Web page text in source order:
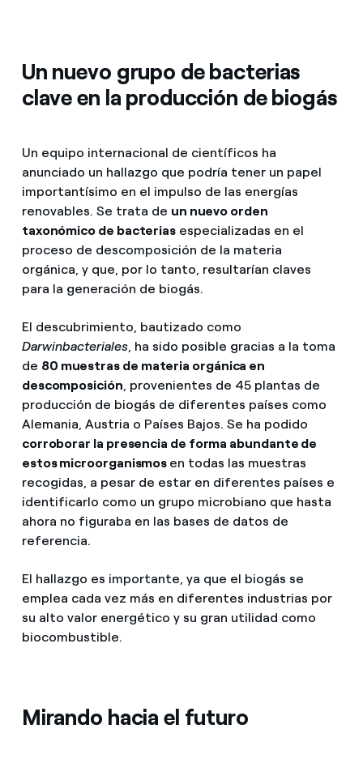
Un nuevo grupo de bacterias
clave en la producción de biogás
Un equipo internacional de científicos ha
anunciado un hallazgo que podría tener un papel
importantísimo en el impulso de las energías
renovables. Se trata de un nuevo orden
taxonómico de bacterias especializadas en el
proceso de descomposición de la materia
orgánica, y que, por lo tanto, resultarían claves
para la generación de biogás.
El descubrimiento, bautizado como
Darwinbacteriales, ha sido posible gracias a la toma
de 80 muestras de materia orgánica en
descomposición, provenientes de 45 plantas de
producción de biogás de diferentes países como
Alemania, Austria o Países Bajos. Se ha podido
corroborar la presencia de forma abundante de
estos microorganismos en todas las muestras
recogidas, a pesar de estar en diferentes países e
identificarlo como un grupo microbiano que hasta
ahora no figuraba en las bases de datos de
referencia.
El hallazgo es importante, ya que el biogás se
emplea cada vez más en diferentes industrias por
su alto valor energético y su gran utilidad como
biocombustible.
Mirando hacia el futuro